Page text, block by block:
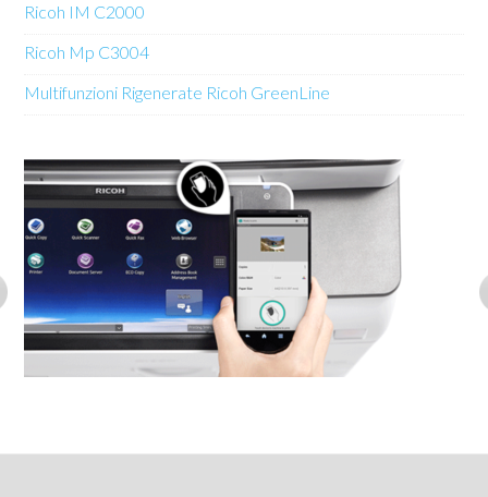
Ricoh IM C2000
Ricoh Mp C3004
Multifunzioni Rigenerate Ricoh GreenLine